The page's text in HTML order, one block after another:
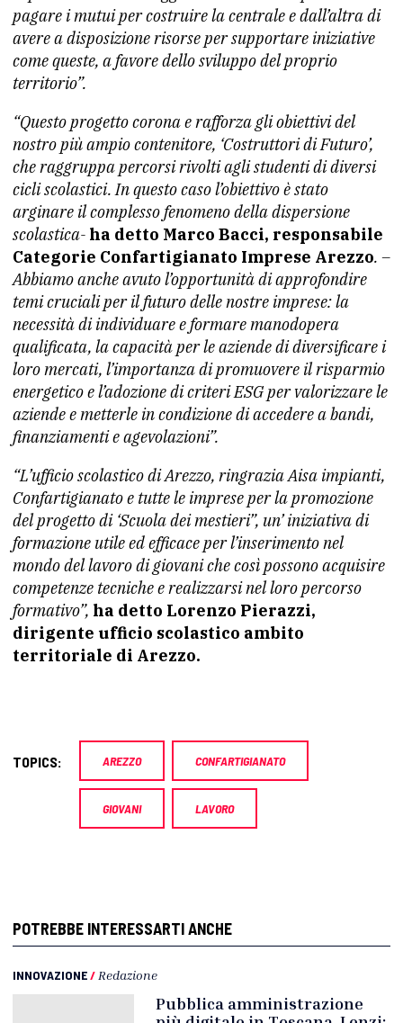
pagare i mutui per costruire la centrale e dall’altra di
avere a disposizione risorse per supportare iniziative
come queste, a favore dello sviluppo del proprio
territorio”.
“Questo progetto corona e rafforza gli obiettivi del
nostro più ampio contenitore, ‘Costruttori di Futuro’,
che raggruppa percorsi rivolti agli studenti di diversi
cicli scolastici. In questo caso l’obiettivo è stato
arginare il complesso fenomeno della dispersione
scolastica- ha detto Marco Bacci, responsabile
Categorie Confartigianato Imprese Arezzo. –
Abbiamo anche avuto l’opportunità di approfondire
temi cruciali per il futuro delle nostre imprese: la
necessità di individuare e formare manodopera
qualificata, la capacità per le aziende di diversificare i
loro mercati, l’importanza di promuovere il risparmio
energetico e l’adozione di criteri ESG per valorizzare le
aziende e metterle in condizione di accedere a bandi,
finanziamenti e agevolazioni”.
“L’ufficio scolastico di Arezzo, ringrazia Aisa impianti,
Confartigianato e tutte le imprese per la promozione
del progetto di ‘Scuola dei mestieri”, un’ iniziativa di
formazione utile ed efficace per l’inserimento nel
mondo del lavoro di giovani che così possono acquisire
competenze tecniche e realizzarsi nel loro percorso
formativo”, ha detto Lorenzo Pierazzi,
dirigente ufficio scolastico ambito
territoriale di Arezzo.
TOPICS: AREZZO CONFARTIGIANATO
GIOVANI LAVORO
POTREBBE INTERESSARTI ANCHE
INNOVAZIONE/ Redazione
Pubblica amministrazione